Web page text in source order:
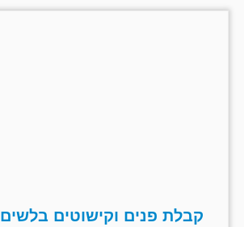
קבלת פנים וקישוטים בלשים